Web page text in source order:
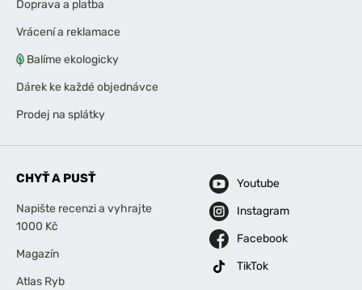
Doprava a platba
Vrácení a reklamace
Balíme ekologicky
Dárek ke každé objednávce
Prodej na splátky
CHYŤ A PUSŤ
Napište recenzi a vyhrajte
1000 Kč
Magazín
Atlas Ryb
Youtube
Instagram
Facebook
TikTok